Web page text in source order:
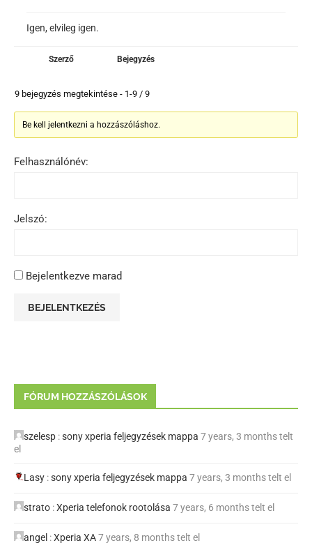
Igen, elvileg igen.
Szerző Bejegyzés
9 bejegyzés megtekintése - 1-9 / 9
Be kell jelentkezni a hozzászóláshoz.
Felhasználónév:
Jelszó:
Bejelentkezve marad
BEJELENTKEZÉS
FÓRUM HOZZÁSZÓLÁSOK
szelesp :sony xperia feljegyzések mappa 7 years, 3 months telt
el
Lasy :sony xperia feljegyzések mappa 7 years, 3 months telt el
strato :Xperia telefonok rootolása 7 years, 6 months telt el
angel :Xperia XA7 years, 8 months telt el